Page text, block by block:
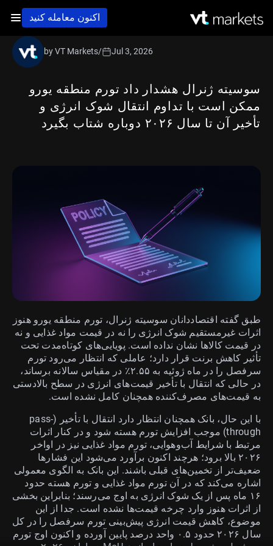
اکنون معامله کنید
سوسیته ژنرال هشدار داد تورم منطقه یورو
ممکن است با تداوم انتقال شوک انرژی و
تأخیر آن تا سال ۲۰۲۶ دوباره شتاب بگیرد
by VT Markets/ Jul 3, 2026
طبق گفته اقتصاددانان سوسیته ژنرال، تورم منطقه یورو هنوز
اثرات غیرمستقیم شوک انرژی را نه در قیمت مواد غذایی و نه
در قیمت کالاها نشان نداده است. پویایی‌های کوتاه‌مدت تحت
تأثیر کاهش برنت قرار دارد؛ عاملی که انتظار می‌رود تورم
سرفصل را در ماه ژوئیه به ۲.۵۵٪ در مقیاس سالانه برساند،
در حالی که انتقال با تأخیر قیمت‌های انرژی در سطح بالادستی
به قیمت‌های مصرف‌کننده همچنان کامل نشده است.
با این حال، بانک همچنان انتظار دارد انتقال با تأخیر (pass-
through) موجب افزایش تورم هسته شود و در کنار اثرات
مرتبط با شرایط آب‌وهوایی، تورم مواد غذایی نیز در اواخر
۲۰۲۶ بالا برود؛ هرچند اکنون برآورد می‌شود این فشارها
ضعیف‌تر از تخمین‌های قبلی باشند. این بانک به الگوی معمولی
اشاره می‌کند که در آن تورم مواد غذایی و تورم هسته حدود
۱۶ ماه پس از یک شوک انرژی به اوج می‌رسند؛ بنابراین بخشی
از اثرات هنوز وارد چرخه قیمت‌ها نشده است. جدا از این
موضوع، کاهش قیمت انرژی پیش‌بینی تورم سرفصل را در کل
سال ۲۰۲۶ حدود ۰.۵ واحد درصد پایین آورده و اکنون اوج تورم